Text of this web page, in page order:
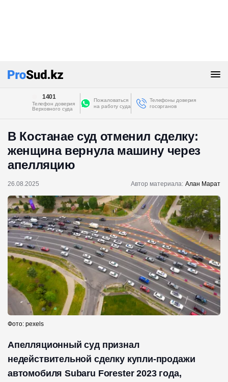
1401
Телефон доверия
Верховного суда
Пожаловаться
на работу суда
Телефоны доверия
госорганов
В Костанае суд отменил сделку:
женщина вернула машину через
апелляцию
26.08.2025 Автор материала: Алан Марат
Фото: pexels
Апелляционный суд признал
недействительной сделку купли-продажи
автомобиля Subaru Forester 2023 года,